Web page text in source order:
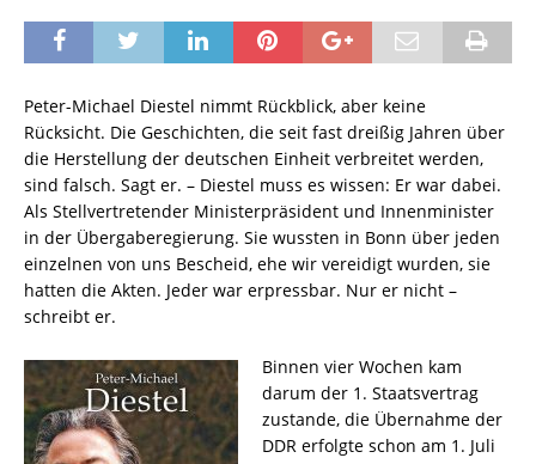
Peter-Michael Diestel nimmt Rückblick, aber keine
Rücksicht. Die Geschichten, die seit fast dreißig Jahren über
die Herstellung der deutschen Einheit verbreitet werden,
sind falsch. Sagt er. – Diestel muss es wissen: Er war dabei.
Als Stellvertretender Ministerpräsident und Innenminister
in der Übergaberegierung. Sie wussten in Bonn über jeden
einzelnen von uns Bescheid, ehe wir vereidigt wurden, sie
hatten die Akten. Jeder war erpressbar. Nur er nicht –
schreibt er.
Binnen vier Wochen kam
darum der 1. Staatsvertrag
zustande, die Übernahme der
DDR erfolgte schon am 1. Juli